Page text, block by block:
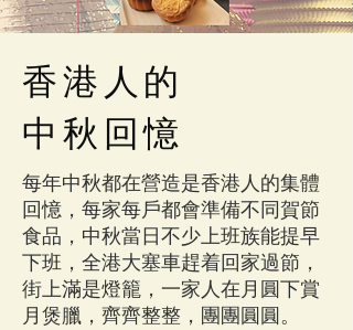
香港人的
中秋回憶
每年中秋都在營造是香港人的集體
回憶，每家每戶都會準備不同賀節
食品，中秋當日不少上班族能提早
下班，全港大塞車趕着回家過節，
街上滿是燈籠，一家人在月圓下賞
月煲臘，齊齊整整，團團圓圓。